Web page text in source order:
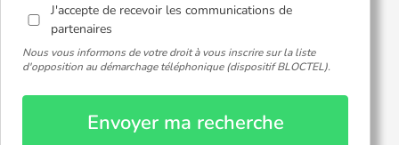
J'accepte de recevoir les communications de
partenaires
Nous vous informons de votre droit à vous inscrire sur la liste
d'opposition au démarchage téléphonique (dispositif BLOCTEL).
Envoyer ma recherche